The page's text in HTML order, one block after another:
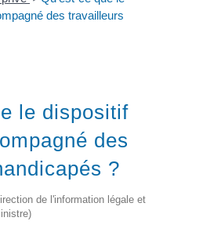
des travailleurs
le dispositif
des
?
de l'information légale et